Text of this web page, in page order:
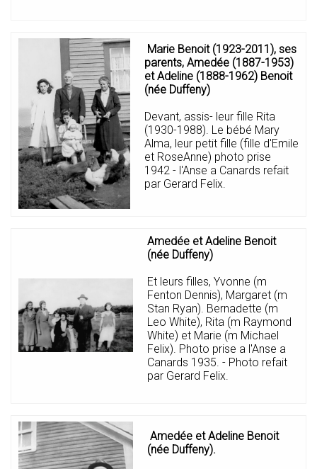
Marie Benoit (1923-2011), ses
parents, Amedée (1887-1953)
et Adeline (1888-1962) Benoit
(née Duffeny)
Devant, assis- leur fille Rita
(1930-1988). Le bébé Mary
Alma, leur petit fille (fille d'Emile
et RoseAnne) photo prise
1942 - l'Anse a Canards refait
par Gerard Felix.
Amedée et Adeline Benoit
(née Duffeny)
Et leurs filles, Yvonne (m
Fenton Dennis), Margaret (m
Stan Ryan). Bernadette (m
Leo White), Rita (m Raymond
White) et Marie (m Michael
Felix). Photo prise a l'Anse a
Canards 1935. - Photo refait
par Gerard Felix.
Amedée et Adeline Benoit
(née Duffeny).